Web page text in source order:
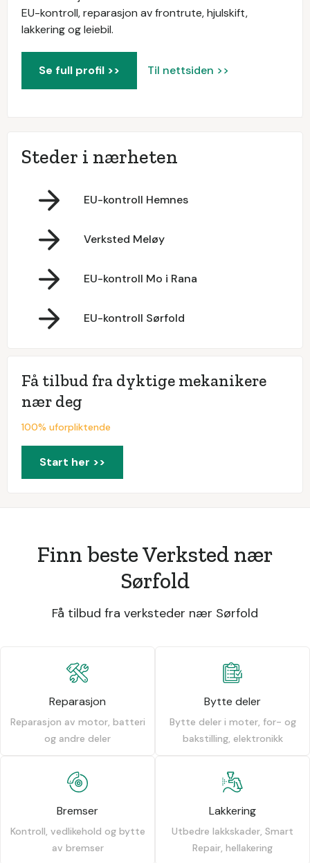
EU-kontroll, reparasjon av frontrute, hjulskift,
lakkering og leiebil.
Se full profil >> Til nettsiden >>
Steder i nærheten
EU-kontroll Hemnes
Verksted Meløy
EU-kontroll Mo i Rana
EU-kontroll Sørfold
Få tilbud fra dyktige mekanikere
nær deg
100% uforpliktende
Start her >>
Finn beste Verksted nær
Sørfold
Få tilbud fra verksteder nær Sørfold
Reparasjon
Reparasjon av motor, batteri
og andre deler
Bytte deler
Bytte deler i moter, for- og
bakstilling, elektronikk
Bremser
Kontroll, vedlikehold og bytte
av bremser
Lakkering
Utbedre lakkskader, Smart
Repair, hellakering